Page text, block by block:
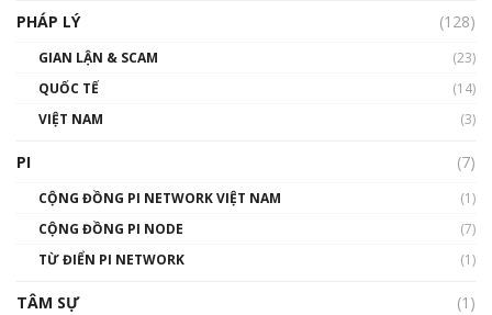
gió ấm
Talkshow 14: MemeCoin – Trò đùa tỷ đô
01:29:26
PHÁP LÝ
(128)
GIAN LẬN & SCAM
(23)
QUỐC TẾ
(14)
VIỆT NAM
(3)
PI (7)
CỘNG ĐỒNG PI NETWORK VIỆT NAM
(1)
CỘNG ĐỒNG PI NODE
(7)
TỪ ĐIỂN PI NETWORK
(1)
TÂM SỰ
(1)